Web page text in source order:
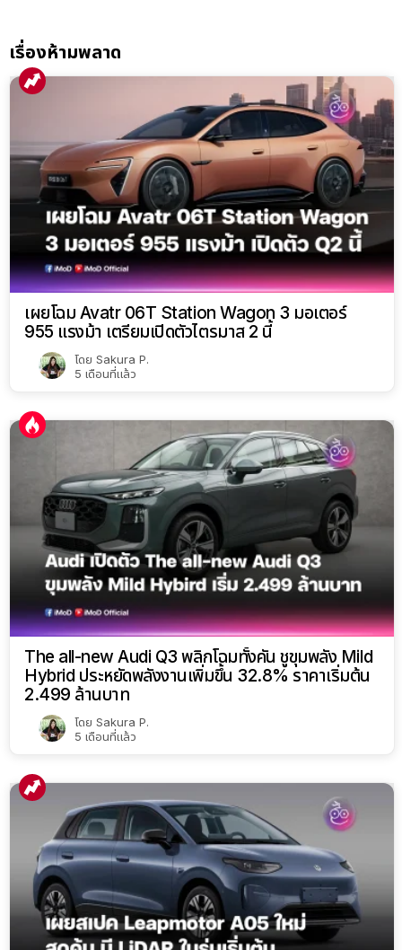
เรื่องห้ามพลาด
เผยโฉม Avatr 06T Station Wagon 3 มอเตอร์
955 แรงม้า เตรียมเปิดตัวไตรมาส 2 นี้
โดย Sakura P.
5 เดือนที่แล้ว
The all-new Audi Q3 พลิกโฉมทั้งคัน ชูขุมพลัง Mild
Hybrid ประหยัดพลังงานเพิ่มขึ้น 32.8% ราคาเริ่มต้น
2.499 ล้านบาท
โดย Sakura P.
5 เดือนที่แล้ว